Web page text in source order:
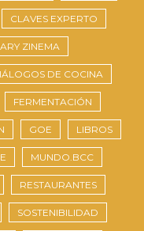
CLAVES EXPERTO
ZINEMA
DE COCINA
FERMENTACIÓN
GOE LIBROS
MUNDO.BCC
RESTAURANTES
SOSTENIBILIDAD